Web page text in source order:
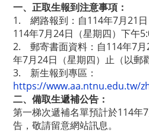
一、正取生報到注意事項：
1. 網路報到：自114年7月21
114年7月24日（星期四）下午
2. 郵寄書面資料：自114年7月
年7月24日（星期四）止（以郵
3. 新生報到專區：
https://www.aa.ntnu.edu.tw/
二、備取生遞補公告：
第一梯次遞補名單預計於114年
告，敬請留意網站訊息。